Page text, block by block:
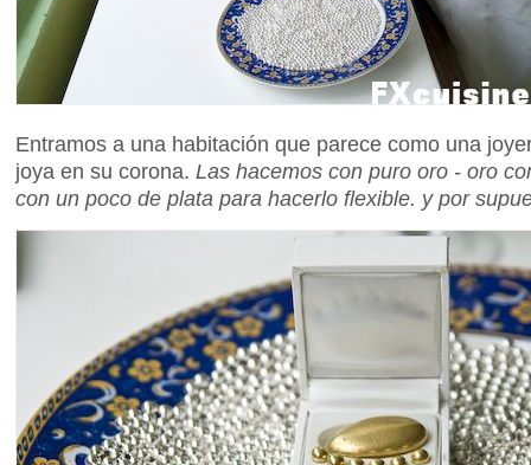
Entramos a una habitación que parece como una
joya en su corona. Las hacemos con puro oro - oro
con un poco de plata para hacerlo flexible. y por